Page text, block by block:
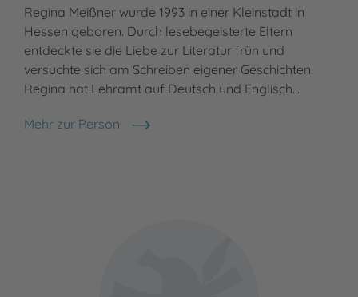
Regina Meißner wurde 1993 in einer Kleinstadt in
Hessen geboren. Durch lesebegeisterte Eltern
entdeckte sie die Liebe zur Literatur früh und
versuchte sich am Schreiben eigener Geschichten.
Regina hat Lehramt auf Deutsch und Englisch…
Mehr zur Person
Regina Meissner